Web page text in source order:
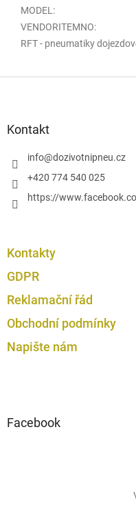
MODEL :
VENDORITEMNO:
RFT - pneumatiky
Kontakt
info@dozivotnipneu.cz
+420 774 540 025
https://
Kontakty
GDPR
Reklamační řád
Obchodní podmínky
Napište nám
Facebook